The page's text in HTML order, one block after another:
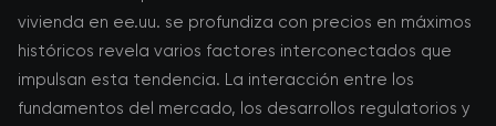
vivienda en ee.uu. se profundiza con precios en máximos
históricos revela varios factores interconectados que
impulsan esta tendencia. La interacción entre los
fundamentos del mercado, los desarrollos regulatorios y